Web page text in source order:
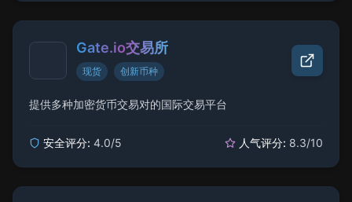
Gate.io交易所
现货 创新币种
提供多种加密货币交易对的国际交易平台
安全评分: 4.0/5 人气评分: 8.3/10